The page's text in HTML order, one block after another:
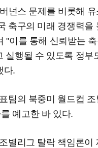
넌스 문제를 비롯해
축구의 미래 경쟁력을
"이를 통해 신뢰받는
실행될 수 있도록 정부
다.
팀의 북중미 월드컵
예고한 바 있다.
별리그 탈락 책임론이